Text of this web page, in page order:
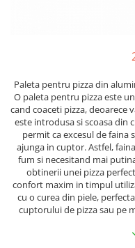
Vase pentru gătit din oțel
REDUCERI VASE DIN FONTĂ
CUPTOARE PENTRU SOBĂ
ACCESORII SOBĂ,
CUPTOR
CĂRĂMIDĂ
ACCESORII PENTRU GATIT
COPERTINE ȘI PRELATE
Prelată impermeabilă din
polietilenă cu inele
Paleta pentru pizza din
O paleta pentru pizza este
cand coaceti pizza, deoarece
este introdusa si scoasa din
permit ca excesul de faina
ajunga in cuptor. Astfel,
fum si necesitand mai
obtinerii unei pizza
confort maxim in timpul
cu o curea din piele,
cuptorului de pizza sau pe